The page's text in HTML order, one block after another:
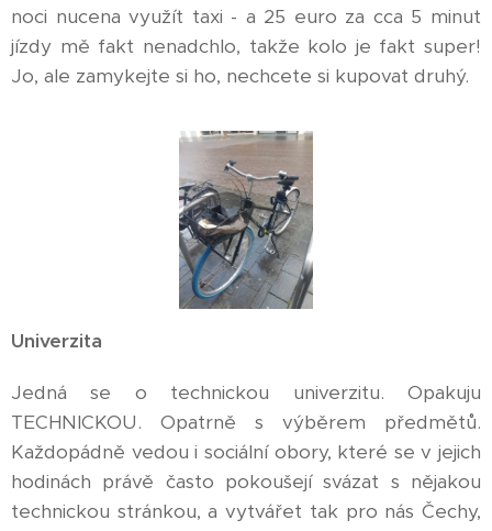
noci nucena využít taxi - a 25 euro za cca 5 minut
jízdy mě fakt nenadchlo, takže kolo je fakt super!
Jo, ale zamykejte si ho, nechcete si kupovat druhý.
Univerzita
Jedná se o technickou univerzitu. Opakuju
TECHNICKOU. Opatrně s výběrem předmětů.
Každopádně vedou i sociální obory, které se v jejich
hodinách právě často pokoušejí svázat s nějakou
technickou stránkou, a vytvářet tak pro nás Čechy,